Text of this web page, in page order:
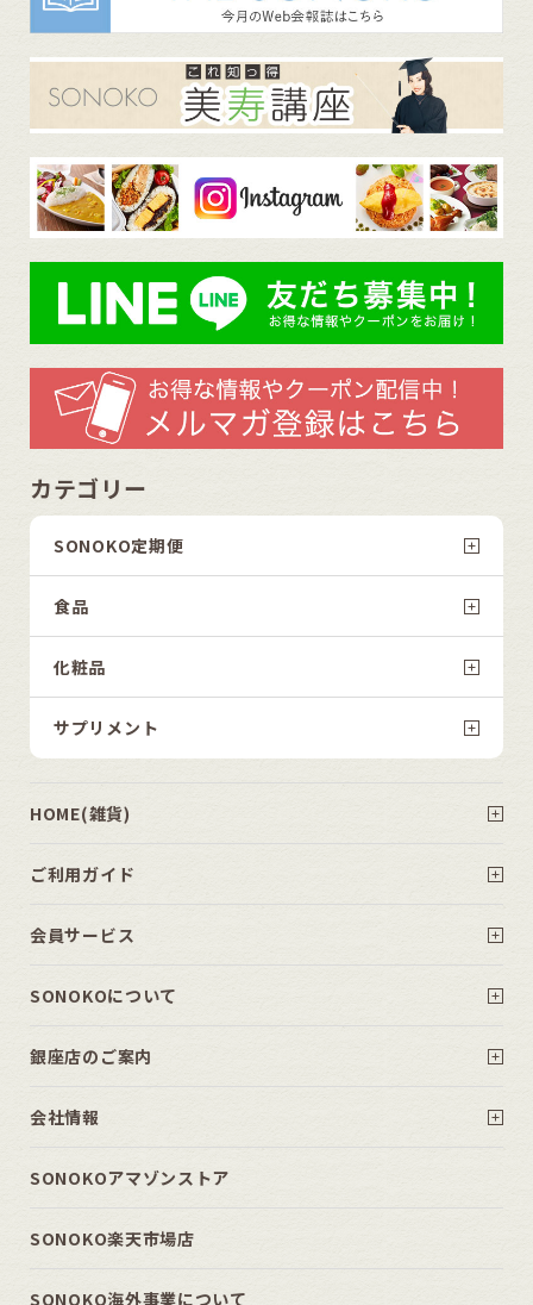
カテゴリー
SONOKO定期便
食品
化粧品
サプリメント
HOME(雑貨)
ご利用ガイド
会員サービス
SONOKOについて
銀座店のご案内
会社情報
SONOKOアマゾンストア
SONOKO楽天市場店
SONOKO海外事業について